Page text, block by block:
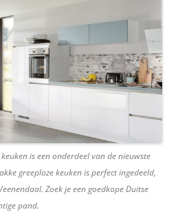
is een onderdeel van de nieuwste
greeploze keuken is perfect ingedeeld,
Zoek je een goedkope Duitse
pand.